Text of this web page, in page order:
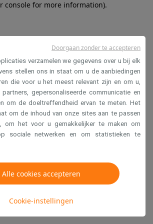
console for more information).
verzamelen we gegevens over u bij elk
stellen ons in staat om u de aanbiedingen
die voor u het meest relevant zijn en om u,
gepersonaliseerde communicatie en
om de doeltreffendheid ervan te meten. Het
om de inhoud van onze sites aan te passen
om het voor u gemakkelijker te maken om
sociale netwerken en om statistieken te
Alle cookies accepteren
Cookie-instellingen
Doorgaan zonder te accepteren